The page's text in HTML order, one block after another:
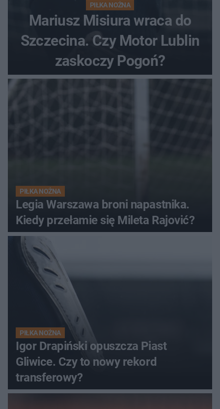
PIŁKA NOŻNA
Mariusz Misiura wraca do
Szczecina. Czy Motor Lublin
zaskoczy Pogoń?
PIŁKA NOŻNA
Legia Warszawa broni napastnika.
Kiedy przełamie się Mileta Rajović?
PIŁKA NOŻNA
Igor Drapiński opuszcza Piast
Gliwice. Czy to nowy rekord
transferowy?